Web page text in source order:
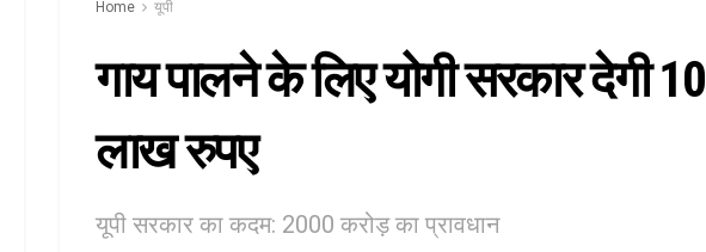
Home यूपी
गाय पालने के लिए योगी सरकार देगी 10
लाख रुपए
यूपी सरकार का कदम: 2000 करोड़ का प्रावधान